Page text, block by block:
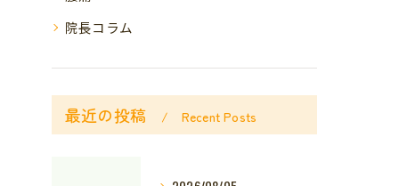
院長コラム
最近の投稿 Recent Posts